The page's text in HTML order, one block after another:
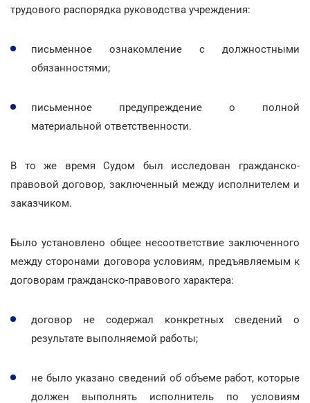
трудового распорядка руководства учреждения:
письменное ознакомление с должностными
обязанностями;
письменное предупреждение о полной
материальной ответственности.
В то же время Судом был исследован гражданско-
правовой договор, заключенный между исполнителем и
заказчиком.
Было установлено общее несоответствие заключенного
между сторонами договора условиям, предъявляемым к
договорам гражданско-правового характера:
договор не содержал конкретных сведений о
результате выполняемой работы;
не было указано сведений об объеме работ, которые
должен выполнять исполнитель по условиям